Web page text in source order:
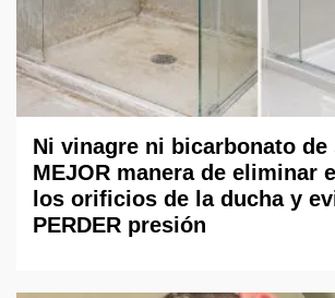
Ni vinagre ni bicarbonato
MEJOR manera de eliminar
los orificios de la ducha y
PERDER presión